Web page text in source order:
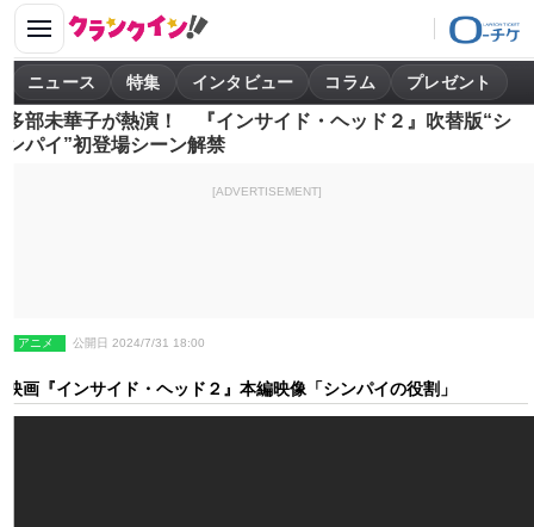
ニュース 特集 インタビュー コラム プレゼント
多部未華子が熱演！ 『インサイド・ヘッド２』吹替版“シ
ンパイ”初登場シーン解禁
[ADVERTISEMENT]
アニメ 公開日 2024/7/31 18:00
映画『インサイド・ヘッド２』本編映像「シンパイの役割」